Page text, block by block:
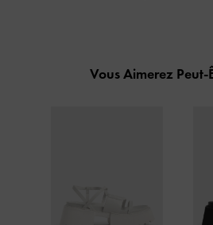
Vous Aimerez Peut-